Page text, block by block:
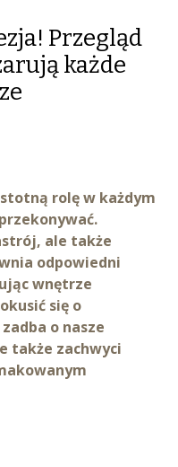
Przegląd
każde
rolę w każdym
ale także
odpowiedni
wnętrze
się o
o nasze
także zachwyci